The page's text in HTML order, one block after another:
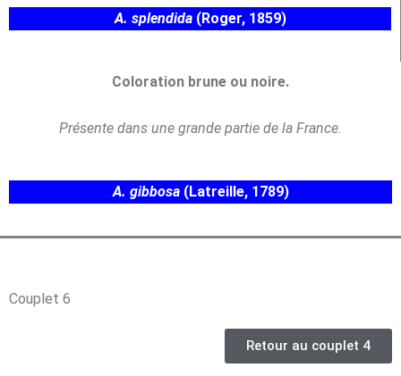
A. splendida(Roger, 1859)
Coloration brune ou noire.
Présente dans une grande partie de la France.
A. gibbosa(Latreille, 1789)
Couplet 6
Retour au couplet 4